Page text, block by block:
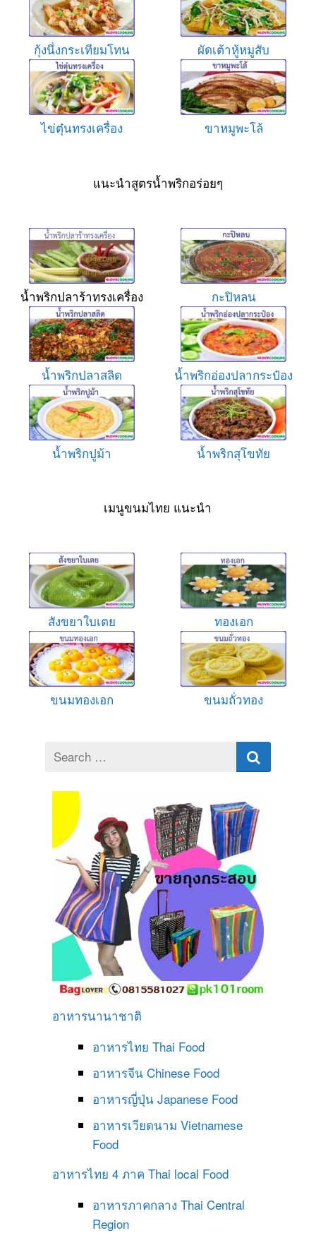
กุ้งนึ่งกระเทียมโทน ผัดเต้าหู้หมูสับ
ไข่ตุ๋นทรงเครื่อง ขาหมูพะโล้
แนะนำสูตรน้ำพริกอร่อยๆ
น้ำพริกปลาร้าทรงเครื่อง กะปิหลน
น้ำพริกปลาสลิด น้ำพริกอ่องปลากระป๋อง
น้ำพริกปูม้า น้ำพริกสุโขทัย
เมนูขนมไทย แนะนำ
สังขยาใบเตย ทองเอก
ขนมทองเอก ขนมถั่วทอง
Search
for
อาหารนานาชาติ
อาหารไทย Thai Food
อาหารจีน Chinese Food
อาหารญี่ปุ่น Japanese Food
อาหารเวียดนาม Vietnamese
Food
อาหารไทย 4 ภาค Thai local Food
อาหารภาคกลาง Thai Central
Region